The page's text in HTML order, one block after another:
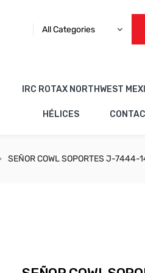
All Categories
IRC ROTAX NORTHWEST
HÉLICES
SEÑOR COWL SOPORTES J-7444-